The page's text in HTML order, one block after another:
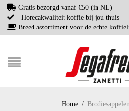
Gratis bezorgd vanaf €50 (in NL)
Horecakwaliteit koffie bij jou thuis
Breed assortiment voor de echte
Home /